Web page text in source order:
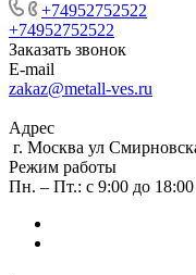
+74952752522
+74952752522
Заказать звонок
E-mail
zakaz@metall-ves.ru
Адрес
г. Москва ул
Режим работы
Пн. – Пт.: с 9:00 до 18:00